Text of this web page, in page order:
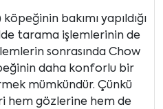
bakımı yapıldığı
tarama işlemlerinin de
sonrasında Chow
daha konforlu bir
mümkündür. Çünkü
hem gözlerine hem de